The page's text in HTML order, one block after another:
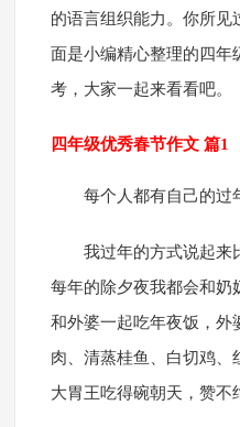
的语言组织能力。你所见
面是小编精心整理的四年
考，大家一起来看看吧。
四年级优秀春节作文 篇1
每个人都有自己的过
我过年的方式说起来
每年的除夕夜我都会和奶
和外婆一起吃年夜饭，外
肉、清蒸桂鱼、白切鸡、
大胃王吃得碗朝天，赞不